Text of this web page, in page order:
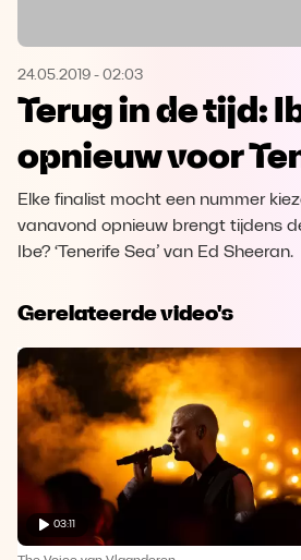
Microsoft Edge
Opera
24.05.2019 - 02:03
Terug in de tijd:
opnieuw voor
Elke finalist mocht een nummer
vanavond opnieuw brengt tijdens
Ibe? ‘Tenerife Sea’ van Ed Sheeran.
Gerelateerde video's
03:11